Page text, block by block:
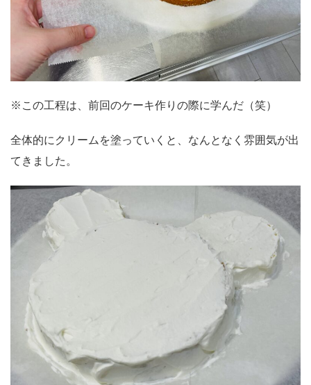
※この工程は、前回のケーキ作りの際に学んだ（笑）
全体的にクリームを塗っていくと、なんとなく雰囲気が出
てきました。